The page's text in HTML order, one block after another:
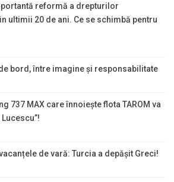
reformă a drepturilor
ultimii 20 de ani. Ce se schimbă pentru
bord, între imagine și responsabilitate
737 MAX care înnoiește flota TAROM va
de vară: Turcia a depășit Greci!